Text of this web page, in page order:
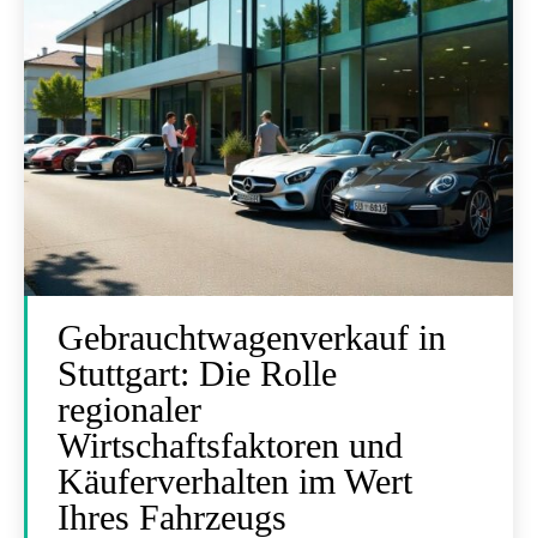
Gebrauchtwagenverkauf in
Stuttgart: Die Rolle
regionaler
Wirtschaftsfaktoren und
Käuferverhalten im Wert
Ihres Fahrzeugs